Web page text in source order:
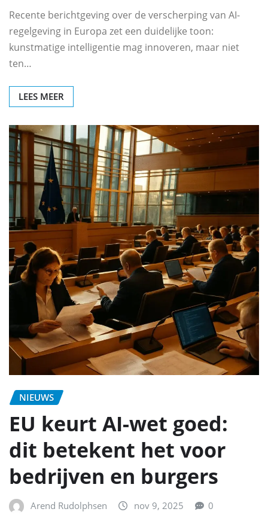
Recente berichtgeving over de verscherping van AI-
regelgeving in Europa zet een duidelijke toon:
kunstmatige intelligentie mag innoveren, maar niet
ten…
LEES MEER
NIEUWS
EU keurt AI-wet goed:
dit betekent het voor
bedrijven en burgers
Arend Rudolphsen nov 9, 2025 0